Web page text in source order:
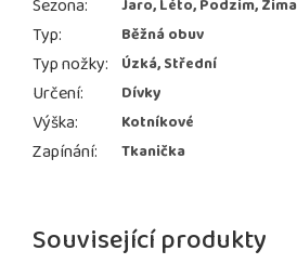
Související produkty
Sezona: Jaro, Léto, Podzim, Zima
Typ: Běžná obuv
Typ nožky: Úzká, Střední
Určení: Dívky
Výška: Kotníkové
Zapínání: Tkanička